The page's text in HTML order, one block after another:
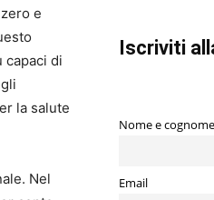
e
capaci di
la salute
Nel
Iscriviti
Nome e cognome
Email